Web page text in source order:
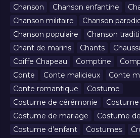
Chanson
Chanson enfantine
Chanson militaire
Chanson
Chanson populaire
Chanson
Chant de marins
Chants
Coiffe Chapeau
Comptine
Conte
Conte malicieux
Conte
Conte romantique
Costume
Costume de cérémonie
Costume de mariage
Costume
Costume d’enfant
Costumes